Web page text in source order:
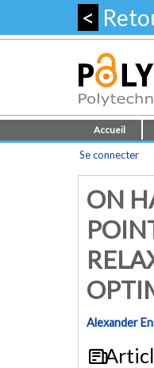
<
Accueil
Se connecter
ON
Alexander